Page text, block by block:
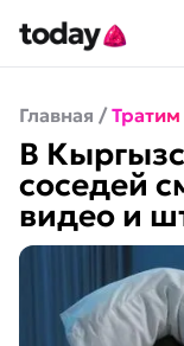
Главная / Тратим
В
соседей
видео и